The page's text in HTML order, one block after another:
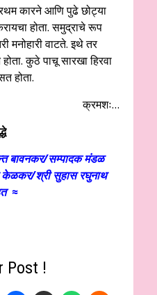
कारने आणि पुढे छोट्या
होता. समुद्राचे रूप
मनोहारी वाटते. इथे तर
कुठे पाचू सारखा हिरवा
होता.
क्रमशः…
बावनकर/सम्पादक मंडळ
केळकर/श्री सुहास रघुनाथ
≈
Post !